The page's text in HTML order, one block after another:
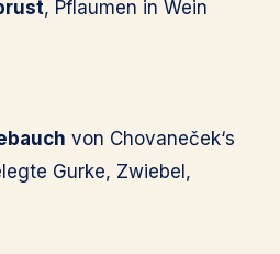
, Pflaumen in Wein
von Chovaneček‘s
Gurke, Zwiebel,